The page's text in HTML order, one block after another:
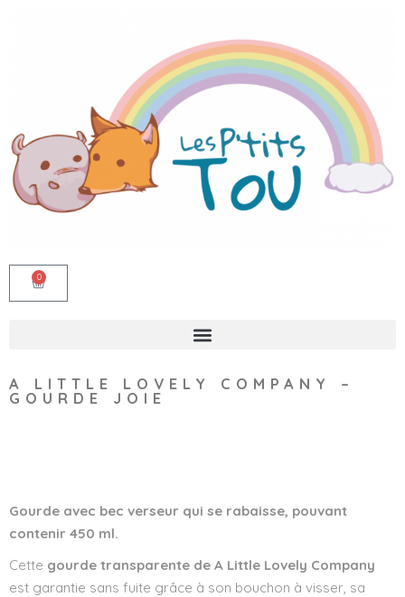
0
A LITTLE LOVELY COMPANY –
GOURDE JOIE
Gourde avec bec verseur qui se rabaisse, pouvant
contenir 450 ml.
Cette gourde transparente de A Little Lovely Company
est garantie sans fuite grâce à son bouchon à visser, sa